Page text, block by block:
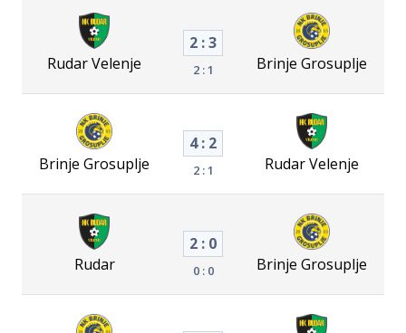
Rudar Velenje
2 : 3
2 : 1 Brinje Grosuplje
Brinje Grosuplje
4 : 2
2 : 1 Rudar Velenje
Rudar
2 : 0
0 : 0 Brinje Grosuplje